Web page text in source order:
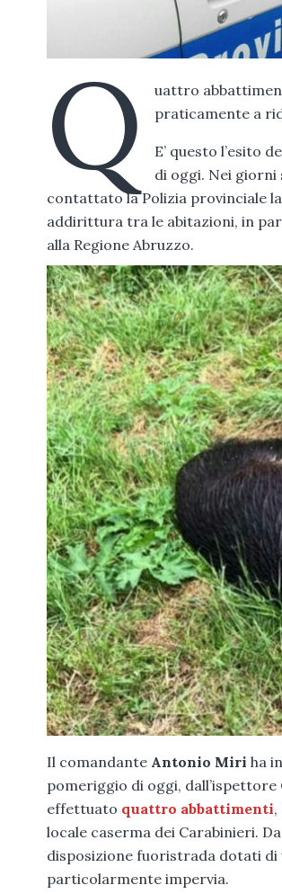
Q
uattro
praticamente a
E’ questo l’esito
di oggi. Nei giorni
contattato la Polizia provinciale
addirittura tra le abitazioni, in
alla Regione Abruzzo.
Il comandante Antonio Miri ha
pomeriggio di oggi, dall’ispettore
effettuato quattro abbattimenti,
locale caserma dei Carabinieri.
disposizione fuoristrada dotati di
particolarmente impervia.